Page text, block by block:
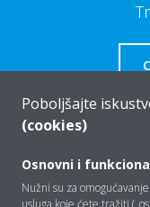
Tko smo mi
Poboljšajte
(cookies)
Osnovni i
Nužni su za
usluga koje ćete tražiti